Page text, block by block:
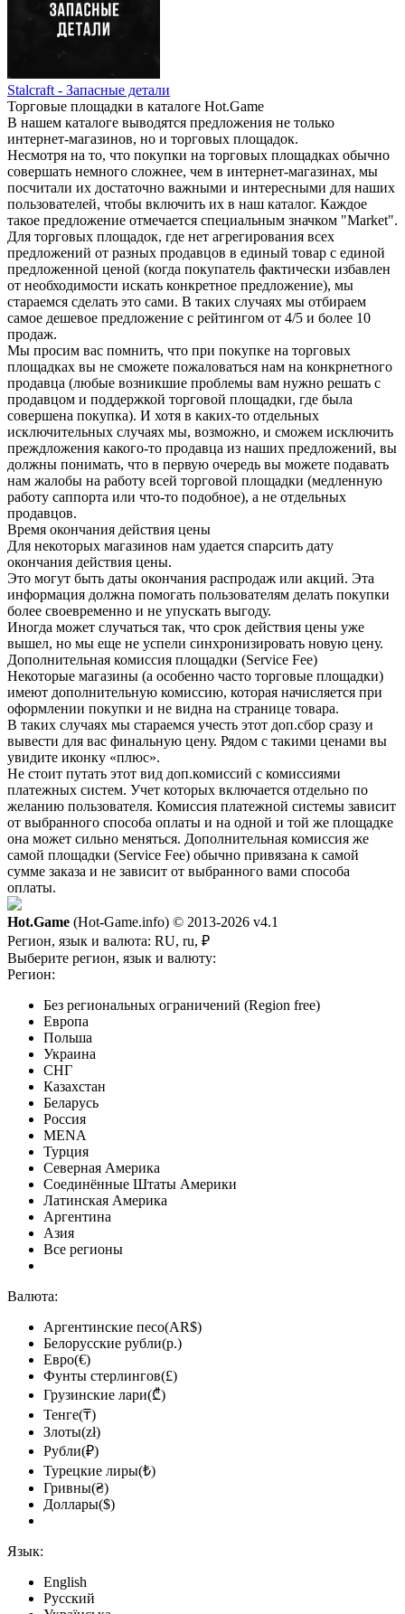
Stalcraft - Запасные детали
Торговые площадки в каталоге Hot.Game
В нашем каталоге выводятся предложения не только
интернет-магазинов, но и торговых площадок.
Несмотря на то, что покупки на торговых площадках обычно
совершать немного сложнее, чем в интернет-магазинах, мы
посчитали их достаточно важными и интересными для наших
пользователей, чтобы включить их в наш каталог. Каждое
такое предложение отмечается специальным значком "Market".
Для торговых площадок, где нет агрегирования всех
предложений от разных продавцов в единый товар с единой
предложенной ценой (когда покупатель фактически избавлен
от необходимости искать конкретное предложение), мы
стараемся сделать это сами. В таких случаях мы отбираем
самое дешевое предложение с рейтингом от 4/5 и более 10
продаж.
Мы просим вас помнить, что при покупке на торговых
площадках вы не сможете пожаловаться нам на конкрнетного
продавца (любые возникшие проблемы вам нужно решать с
продавцом и поддержкой торговой площадки, где была
совершена покупка). И хотя в каких-то отдельных
исключительных случаях мы, возможно, и сможем исключить
преждложения какого-то продавца из наших предложений, вы
должны понимать, что в первую очередь вы можете подавать
нам жалобы на работу всей торговой площадки (медленную
работу саппорта или что-то подобное), а не отдельных
продавцов.
Время окончания действия цены
Для некоторых магазинов нам удается спарсить дату
окончания действия цены.
Это могут быть даты окончания распродаж или акций. Эта
информация должна помогать пользователям делать покупки
более своевременно и не упускать выгоду.
Иногда может случаться так, что срок действия цены уже
вышел, но мы еще не успели синхронизировать новую цену.
Дополнительная комиссия площадки (Service Fee)
Некоторые магазины (а особенно часто торговые площадки)
имеют дополнительную комиссию, которая начисляется при
оформлении покупки и не видна на странице товара.
В таких случаях мы стараемся учесть этот доп.сбор сразу и
вывести для вас финальную цену. Рядом с такими ценами вы
увидите иконку «плюс».
Не стоит путать этот вид доп.комиссий с комиссиями
платежных систем. Учет которых включается отдельно по
желанию пользователя. Комиссия платежной системы зависит
от выбранного способа оплаты и на одной и той же площадке
она может сильно меняться. Дополнительная комиссия же
самой площадки (Service Fee) обычно привязана к самой
сумме заказа и не зависит от выбранного вами способа
оплаты.
Hot.Game (Hot-Game.info) © 2013-2026 v4.1
Регион, язык и валюта: RU, ru, ₽
Выберите регион, язык и валюту:
Регион:
Без региональных ограничений (Region free)
Европа
Польша
Украина
СНГ
Казахстан
Беларусь
Россия
MENA
Турция
Северная Америка
Соединённые Штаты Америки
Латинская Америка
Аргентина
Азия
Все регионы
Валюта:
Аргентинские песо(AR$)
Белорусские рубли(р.)
Евро(€)
Фунты стерлингов(£)
Грузинские лари(₾)
Тенге(₸)
Злоты(zł)
Рубли(₽)
Турецкие лиры(₺)
Гривны(₴)
Доллары($)
Язык:
English
Русский